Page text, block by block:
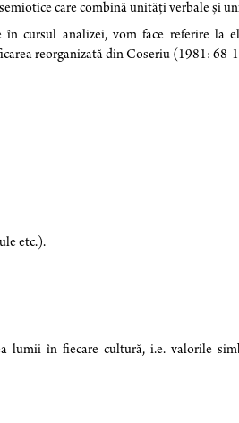
care combină unități verbale și
cursul analizei, vom face referire la
reorganizată din Coseriu (1981: 68-
etc.).
lumii în fiecare cultură, i.e. valorile